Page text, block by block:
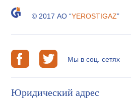
© 2017 АО “YEROSTIGAZ”
Мы в соц. сетях
Юридический адрес